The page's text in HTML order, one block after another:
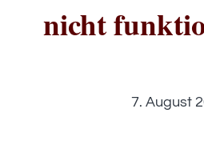
nicht
7. August